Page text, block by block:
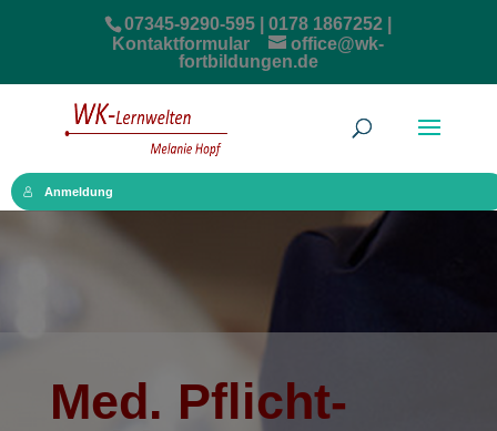
07345-9290-595 | 0178 1867252 |
Kontaktformular
office@wk-
fortbildungen.de
Anmeldung
Med. Pflicht-